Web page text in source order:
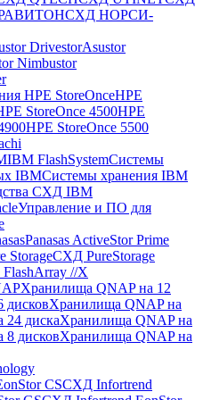
СХД НОРСИ-
DrivestorAsustor
Nimbustor
HPE StoreOnceHPE
StoreOnce 4500HPE
HPE StoreOnce 5500
IBM FlashSystemСистемы
IBMСистемы хранения IBM
СХД IBM
Управление и ПО для
Panasas ActiveStor Prime
StorageСХД PureStorage
//X
Хранилища QNAP на 12
дисковХранилища QNAP на
дискаХранилища QNAP на
дисковХранилища QNAP на
CSСХД Infortrend